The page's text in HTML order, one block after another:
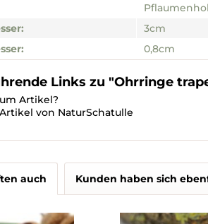
3cm
0,8cm
Links zu "Ohrringe
Artikel?
von NaturSchatulle
auch Kunden haben sich